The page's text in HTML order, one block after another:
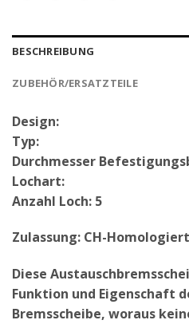
BESCHREIBUNG
ZUBEHÖR/ERSATZTEILE
Design:
Typ:
Durchmesser
Lochart:
Anzahl Loch: 5
Zulassung: CH-Homologiert
Diese
Funktion und Eigenschaft
Bremsscheibe, woraus